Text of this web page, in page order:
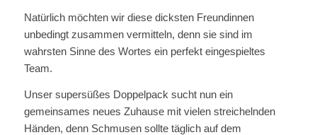
Natürlich möchten wir diese dicksten Freundinnen
unbedingt zusammen vermitteln, denn sie sind im
wahrsten Sinne des Wortes ein perfekt eingespieltes
Team.
Unser supersüßes Doppelpack sucht nun ein
gemeinsames neues Zuhause mit vielen streichelnden
Händen, denn Schmusen sollte täglich auf dem